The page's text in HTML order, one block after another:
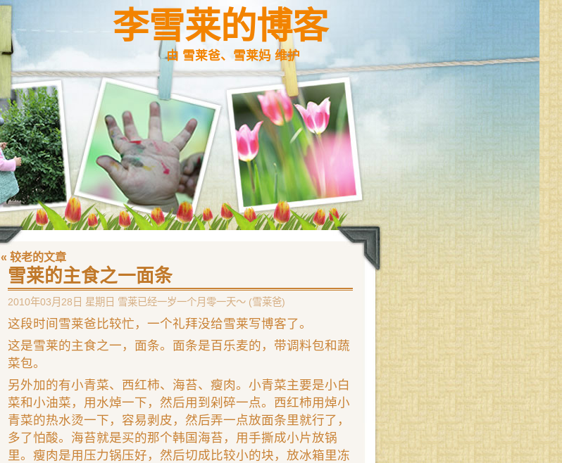
李雪莱的博客
由 雪莱爸、雪莱妈 维护
« 较老的文章
雪莱的主食之一面条
2010年03月28日 星期日 雪莱已经一岁一个月零一天～ (雪莱爸)
这段时间雪莱爸比较忙，一个礼拜没给雪莱写博客了。
这是雪莱的主食之一，面条。面条是百乐麦的，带调料包和蔬
菜包。
另外加的有小青菜、西红柿、海苔、瘦肉。小青菜主要是小白
菜和小油菜，用水焯一下，然后用到剁碎一点。西红柿用焯小
青菜的热水烫一下，容易剥皮，然后弄一点放面条里就行了，
多了怕酸。海苔就是买的那个韩国海苔，用手撕成小片放锅
里。瘦肉是用压力锅压好，然后切成比较小的块，放冰箱里冻